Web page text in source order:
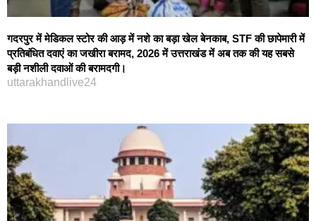
गदरपुर में मेडिकल स्टोर की आड़ में नशे का बड़ा खेल बेनकाब, STF की छापेमारी में
प्रतिबंधित दवाएं का जखीरा बरामद, 2026 में उत्तराखंड में अब तक की यह सबसे
बड़ी नशीली दवाओं की बरामदगी।
uttarakhandlive24